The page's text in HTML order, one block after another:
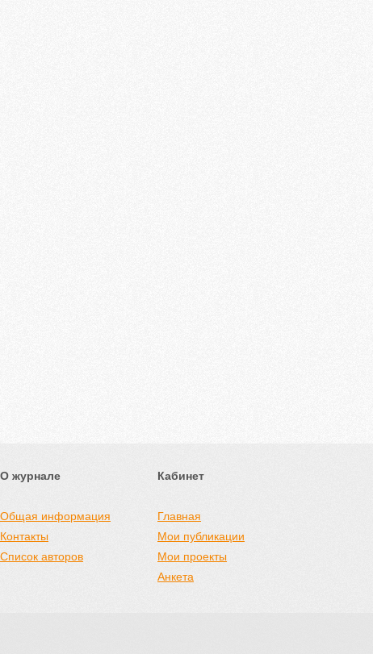
О журнале
Общая информация
Контакты
Список авторов
Кабинет
Главная
Мои публикации
Мои проекты
Анкета